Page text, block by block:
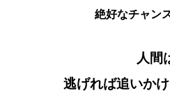
絶好なチャン
人間
逃げれば追いか